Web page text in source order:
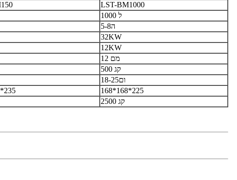
LST-BM1000
1000 ל
5-8ה
32KW
12KW
12 מם
500 קג
18-25ום
168*168*225
2500 קג